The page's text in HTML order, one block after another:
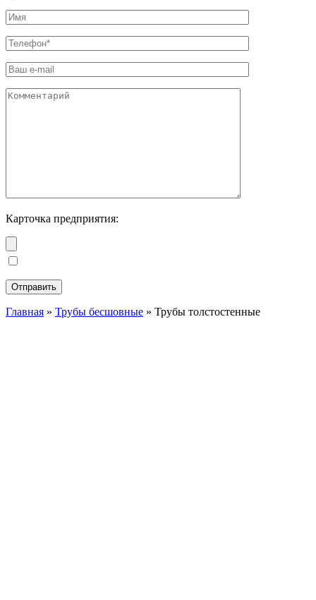
Карточка предприятия:
Главная » Трубы бесшовные » Трубы толстостенные